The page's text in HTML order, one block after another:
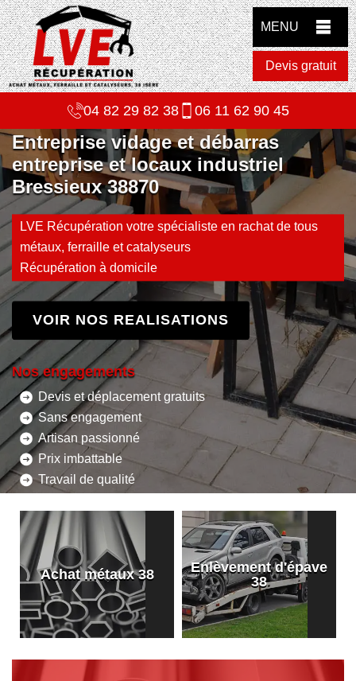
MENU
Devis gratuit
04 82 29 82 38 06 11 62 90 45
Entreprise vidage et débarras
entreprise et locaux industriel
Bressieux 38870
LVE Récupération votre spécialiste en rachat de tous
métaux, ferraille et catalyseurs
Récupération à domicile
VOIR NOS REALISATIONS
Nos engagements
Devis et déplacement gratuits
Sans engagement
Artisan passionné
Prix imbattable
Travail de qualité
Achat métaux 38
Enlèvement d'épave
38